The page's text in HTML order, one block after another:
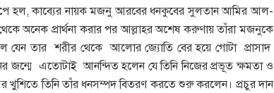
হল, কাব্যের নায়ক মজনু আরবের ধনকুবের সুলতান আমির আল-
থেকে অনেক প্রার্থনা করার পর আল্লাহর অশেষ করুণায় তাঁরা মজনুকে
তার শরীর থেকে আলোর জ্যোতি বের হয়ে গোটা প্রাসাদ
এতোটাই আনন্দিত হলেন যে তিনি নিজের প্রভূত ক্ষমতা ও
খুশিতে তিনি তাঁর ধনসম্পদ বিতরণ করতে শুরু করলেন। প্রচুর দান